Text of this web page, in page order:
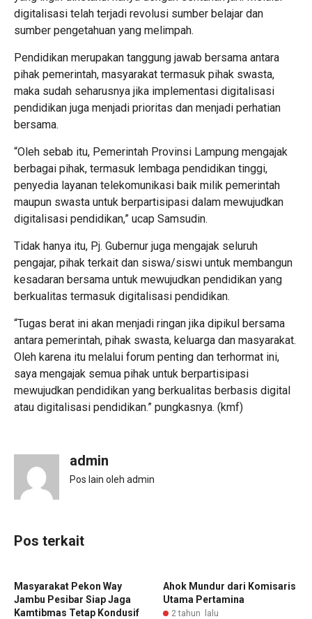
digitalisasi telah terjadi revolusi sumber belajar dan
sumber pengetahuan yang melimpah.
Pendidikan merupakan tanggung jawab bersama antara
pihak pemerintah, masyarakat termasuk pihak swasta,
maka sudah seharusnya jika implementasi digitalisasi
pendidikan juga menjadi prioritas dan menjadi perhatian
bersama.
“Oleh sebab itu, Pemerintah Provinsi Lampung mengajak
berbagai pihak, termasuk lembaga pendidikan tinggi,
penyedia layanan telekomunikasi baik milik pemerintah
maupun swasta untuk berpartisipasi dalam mewujudkan
digitalisasi pendidikan,” ucap Samsudin.
Tidak hanya itu, Pj. Gubernur juga mengajak seluruh
pengajar, pihak terkait dan siswa/siswi untuk membangun
kesadaran bersama untuk mewujudkan pendidikan yang
berkualitas termasuk digitalisasi pendidikan.
“Tugas berat ini akan menjadi ringan jika dipikul bersama
antara pemerintah, pihak swasta, keluarga dan masyarakat.
Oleh karena itu melalui forum penting dan terhormat ini,
saya mengajak semua pihak untuk berpartisipasi
mewujudkan pendidikan yang berkualitas berbasis digital
atau digitalisasi pendidikan.” pungkasnya. (kmf)
admin
Pos lain oleh admin
Pos terkait
Masyarakat Pekon Way
Jambu Pesibar Siap Jaga
Kamtibmas Tetap Kondusif
Ahok Mundur dari Komisaris
Utama Pertamina
2 tahun lalu